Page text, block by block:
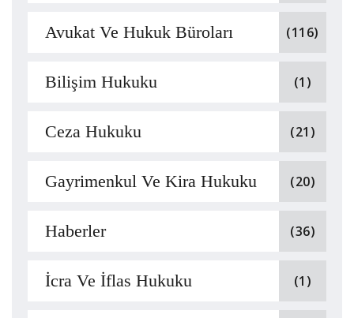
Avukat Ve Hukuk Büroları (116)
Bilişim Hukuku (1)
Ceza Hukuku (21)
Gayrimenkul Ve Kira Hukuku (20)
Haberler (36)
İcra Ve İflas Hukuku (1)